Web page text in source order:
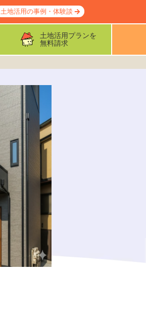
土地活用の事例・体験談
土地活用プランを
無料請求